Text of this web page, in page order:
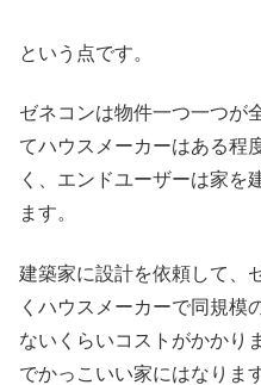
という点です。
ゼネコンは物件一つ一つが
てハウスメーカーはある程
く、エンドユーザーは家を
ます。
建築家に設計を依頼して、
くハウスメーカーで同規模
ないくらいコストがかかり
でかっこいい家にはなります